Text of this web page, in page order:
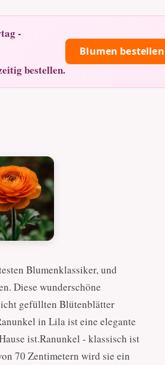
-
bestellen.
Blumen bestellen
Blumenklassiker, und
Diese wunderschöne
gefüllten Blütenblätter
in Lila ist eine elegante
ist.Ranunkel - klassisch ist
70 Zentimetern wird sie ein